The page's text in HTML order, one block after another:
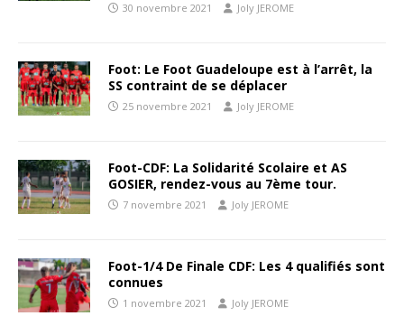
30 novembre 2021 Joly JEROME
Foot: Le Foot Guadeloupe est à l’arrêt, la
SS contraint de se déplacer
25 novembre 2021 Joly JEROME
Foot-CDF: La Solidarité Scolaire et AS
GOSIER, rendez-vous au 7ème tour.
7 novembre 2021 Joly JEROME
Foot-1/4 De Finale CDF: Les 4 qualifiés sont
connues
1 novembre 2021 Joly JEROME